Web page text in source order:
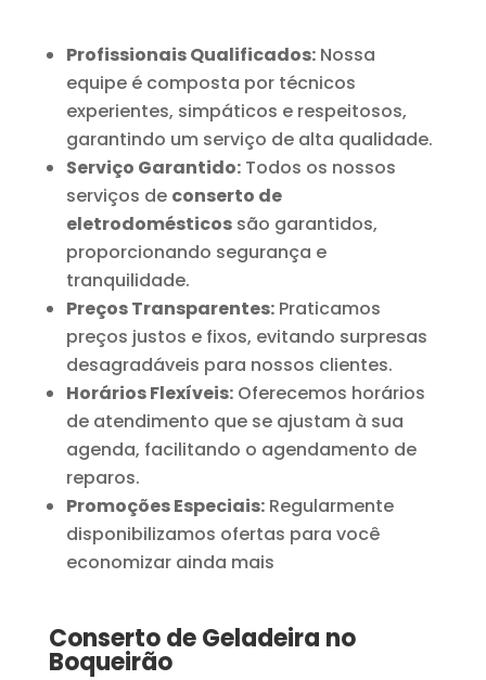
Profissionais Qualificados:Nossa
equipe é composta por técnicos
experientes, simpáticos e respeitosos,
garantindo um serviço de alta qualidade.
Serviço Garantido:Todos os nossos
serviços de conserto de
eletrodomésticossão garantidos,
proporcionando segurança e
tranquilidade.
Preços Transparentes:Praticamos
preços justos e fixos, evitando surpresas
desagradáveis para nossos clientes.
Horários Flexíveis:Oferecemos horários
de atendimento que se ajustam à sua
agenda, facilitando o agendamento de
reparos.
Promoções Especiais:Regularmente
disponibilizamos ofertas para você
economizar ainda mais
Conserto de Geladeira no
Boqueirão